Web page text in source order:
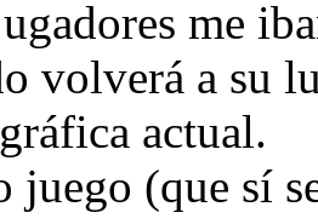
me
volverá a su
actual.
juego (que sí